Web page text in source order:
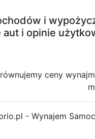
i
aut i opinie
ceny
- Wynajem